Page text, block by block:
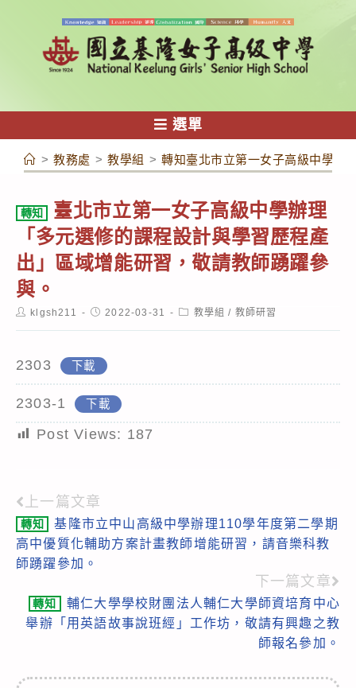
容
選單
> 教務處 > 教學組 > 轉知臺北市立第一女子高級中學辦
轉知
臺北市立第一女子高級中學辦理
「多元選修的課程設計與學習歷程產
出」區域增能研習，敬請教師踴躍參
與。
Postklgsh211
Post2022-03-31
Post教學組 / 教師研習
2303 下載
2303-1 下載
Post Views: 187
Read
more
articles
上一篇文章
轉知
基隆市立中山高級中學辦理110學年度第二學期
高中優質化輔助方案計畫教師增能研習，請音樂科教
師踴躍參加。
下一篇文章
轉知
輔仁大學學校財團法人輔仁大學師資培育中心
舉辦「用英語故事說班經」工作坊，敬請有興趣之教
師報名參加。